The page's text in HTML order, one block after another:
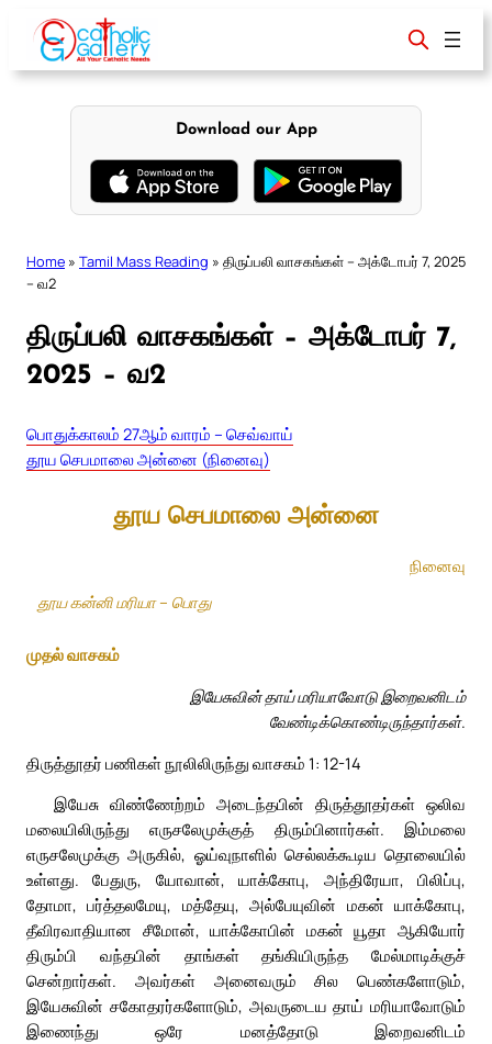
content
Download our App
Home » Tamil Mass Reading » திருப்பலி வாசகங்கள் – அக்டோபர் 7, 2025
– வ2
திருப்பலி வாசகங்கள் – அக்டோபர் 7,
2025 – வ2
பொதுக்காலம் 27ஆம் வாரம் – செவ்வாய்
தூய செபமாலை அன்னை (நினைவு)
தூய செபமாலை அன்னை
நினைவு
தூய கன்னி மரியா – பொது
முதல் வாசகம்
இயேசுவின் தாய் மரியாவோடு இறைவனிடம்
வேண்டிக்கொண்டிருந்தார்கள்.
திருத்தூதர் பணிகள் நூலிலிருந்து வாசகம் 1: 12-14
இயேசு விண்ணேற்றம் அடைந்தபின் திருத்தூதர்கள் ஒலிவ
மலையிலிருந்து எருசலேமுக்குத் திரும்பினார்கள். இம்மலை
எருசலேமுக்கு அருகில், ஓய்வுநாளில் செல்லக்கூடிய தொலையில்
உள்ளது. பேதுரு, யோவான், யாக்கோபு, அந்திரேயா, பிலிப்பு,
தோமா, பர்த்தலமேயு, மத்தேயு, அல்பேயுவின் மகன் யாக்கோபு,
தீவிரவாதியான சீமோன், யாக்கோபின் மகன் யூதா ஆகியோர்
திரும்பி வந்தபின் தாங்கள் தங்கியிருந்த மேல்மாடிக்குச்
சென்றார்கள். அவர்கள் அனைவரும் சில பெண்களோடும்,
இயேசுவின் சகோதரர்களோடும், அவருடைய தாய் மரியாவோடும்
இணைந்து ஒரே மனத்தோடு இறைவனிடம்